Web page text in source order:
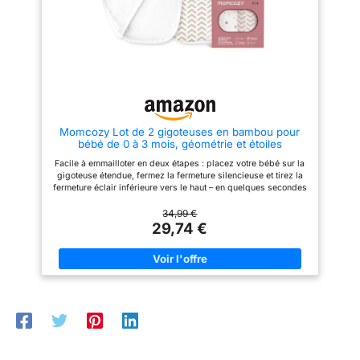
bébé confortablement sur la
couverture dépliée, fixez la
fermeture auto-agrippante
silencieuse, puis fermez le zip
aussi le change pour les
réduire le réflexe de Moro et à
favoriser le repos】Cette
une pièce est conçue en maille
extensible qui accompagne les
mouvements de bébé tout en
ajustable et coupe adaptée aux
réglable et sa large zone de
sûr, confortable et respirant. Sa
poche inférieure extra-large
progressivement l'emmaillotage
restrictif par un mouvement
naturel pour soutenir le
développement du nourrisson.
lavable en machine et résistante
Momcozy Lot de 2 gigoteuses en bambou pour
bébé de 0 à 3 mois, géométrie et étoiles
Facile à emmailloter en deux étapes : placez votre bébé sur la
gigoteuse étendue, fermez la fermeture silencieuse et tirez la
fermeture éclair inférieure vers le haut – en quelques secondes
Momcozy facilite le changement des couches pour les
nouveaux parents. Fermeture éclair silencieuse et fermeture
éclair pratique : les fermetures silencieuses et sans rayures
permettent des ajustements sûrs sans réveiller votre bébé.
Combiné avec la fermeture éclair sur l'extrémité inférieure, le
changement de couche devient un jeu d'enfant – sans dérouler
le réflexe moro grâce à un ajustement sûr et antidérapant – la
base pour des phases de sommeil paisibles et ininterrompues.
34,99 €
29,74 €